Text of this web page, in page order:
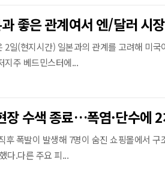
좋은 관계여서 엔/달러 시
2일(현지시간) 일본과의 관계를 고려해 미
지주 베드민스터에...
장 수색 종료…폭염·단수에
후 폭발이 발생해 7명이 숨진 쇼핑몰에서
다.다른 주요 피...